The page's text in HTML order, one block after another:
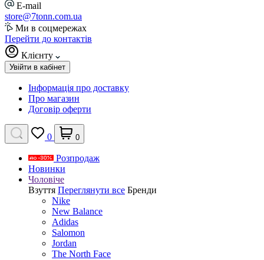
E-mail
store@7tonn.com.ua
Ми в соцмережах
Перейти до контактів
Клієнту
Увійти в кабінет
Інформація про доставку
Про магазин
Договір оферти
0 0
Розпродаж
Новинки
Чоловіче
Взуття Переглянути все Бренди
Nike
New Balance
Adidas
Salomon
Jordan
The North Face